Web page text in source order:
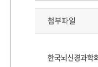
첨부파일
한국뇌신경과학